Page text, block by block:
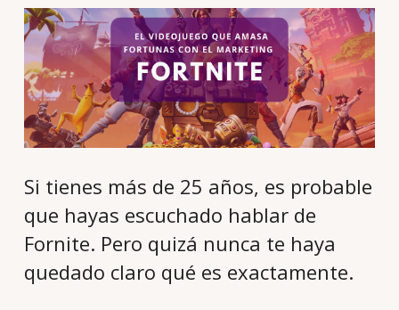
Si tienes más de 25 años, es probable
que hayas escuchado hablar de
Fornite. Pero quizá nunca te haya
quedado claro qué es exactamente.